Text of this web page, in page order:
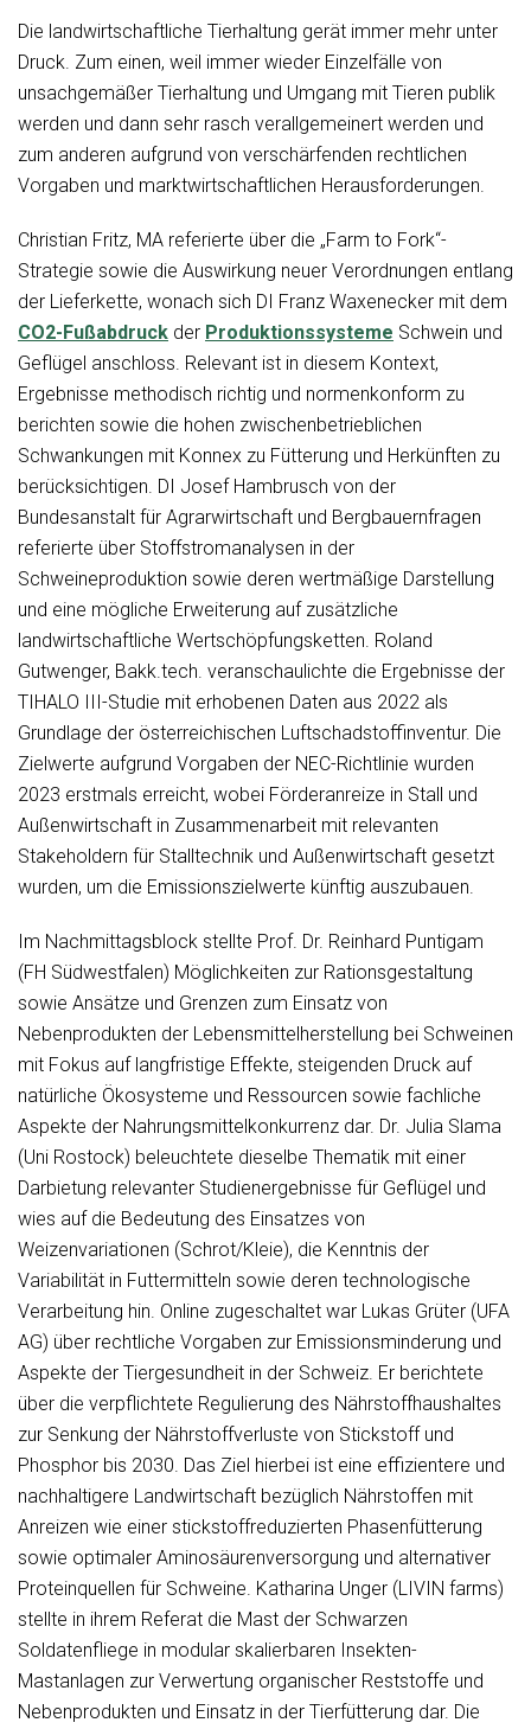
Die landwirtschaftliche Tierhaltung gerät immer mehr unter
Druck. Zum einen, weil immer wieder Einzelfälle von
unsachgemäßer Tierhaltung und Umgang mit Tieren publik
werden und dann sehr rasch verallgemeinert werden und
zum anderen aufgrund von verschärfenden rechtlichen
Vorgaben und marktwirtschaftlichen Herausforderungen.
Christian Fritz, MA referierte über die „Farm to Fork“-
Strategie sowie die Auswirkung neuer Verordnungen entlang
der Lieferkette, wonach sich DI Franz Waxenecker mit dem
CO2-Fußabdruck der Produktionssysteme Schwein und
Geflügel anschloss. Relevant ist in diesem Kontext,
Ergebnisse methodisch richtig und normenkonform zu
berichten sowie die hohen zwischenbetrieblichen
Schwankungen mit Konnex zu Fütterung und Herkünften zu
berücksichtigen. DI Josef Hambrusch von der
Bundesanstalt für Agrarwirtschaft und Bergbauernfragen
referierte über Stoffstromanalysen in der
Schweineproduktion sowie deren wertmäßige Darstellung
und eine mögliche Erweiterung auf zusätzliche
landwirtschaftliche Wertschöpfungsketten. Roland
Gutwenger, Bakk.tech. veranschaulichte die Ergebnisse der
TIHALO III-Studie mit erhobenen Daten aus 2022 als
Grundlage der österreichischen Luftschadstoffinventur. Die
Zielwerte aufgrund Vorgaben der NEC-Richtlinie wurden
2023 erstmals erreicht, wobei Förderanreize in Stall und
Außenwirtschaft in Zusammenarbeit mit relevanten
Stakeholdern für Stalltechnik und Außenwirtschaft gesetzt
wurden, um die Emissionszielwerte künftig auszubauen.
Im Nachmittagsblock stellte Prof. Dr. Reinhard Puntigam
(FH Südwestfalen) Möglichkeiten zur Rationsgestaltung
sowie Ansätze und Grenzen zum Einsatz von
Nebenprodukten der Lebensmittelherstellung bei Schweinen
mit Fokus auf langfristige Effekte, steigenden Druck auf
natürliche Ökosysteme und Ressourcen sowie fachliche
Aspekte der Nahrungsmittelkonkurrenz dar. Dr. Julia Slama
(Uni Rostock) beleuchtete dieselbe Thematik mit einer
Darbietung relevanter Studienergebnisse für Geflügel und
wies auf die Bedeutung des Einsatzes von
Weizenvariationen (Schrot/Kleie), die Kenntnis der
Variabilität in Futtermitteln sowie deren technologische
Verarbeitung hin. Online zugeschaltet war Lukas Grüter (UFA
AG) über rechtliche Vorgaben zur Emissionsminderung und
Aspekte der Tiergesundheit in der Schweiz. Er berichtete
über die verpflichtete Regulierung des Nährstoffhaushaltes
zur Senkung der Nährstoffverluste von Stickstoff und
Phosphor bis 2030. Das Ziel hierbei ist eine effizientere und
nachhaltigere Landwirtschaft bezüglich Nährstoffen mit
Anreizen wie einer stickstoffreduzierten Phasenfütterung
sowie optimaler Aminosäurenversorgung und alternativer
Proteinquellen für Schweine. Katharina Unger (LIVIN farms)
stellte in ihrem Referat die Mast der Schwarzen
Soldatenfliege in modular skalierbaren Insekten-
Mastanlagen zur Verwertung organischer Reststoffe und
Nebenprodukten und Einsatz in der Tierfütterung dar. Die